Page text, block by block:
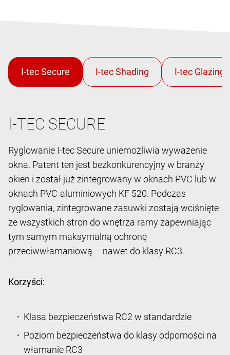
I-TEC SECURE
Ryglowanie I-tec Secure uniemożliwia wyważenie
okna. Patent ten jest bezkonkurencyjny w branży
okien i został już zintegrowany w oknach PVC lub w
oknach PVC-aluminiowych KF 520. Podczas
ryglowania, zintegrowane zasuwki zostają wciśnięte
ze wszystkich stron do wnętrza ramy zapewniając
tym samym maksymalną ochronę
przeciwwłamaniową – nawet do klasy RC3.
Korzyści:
Klasa bezpieczeństwa RC2 w standardzie
Poziom bezpieczeństwa do klasy odporności na
włamanie RC3